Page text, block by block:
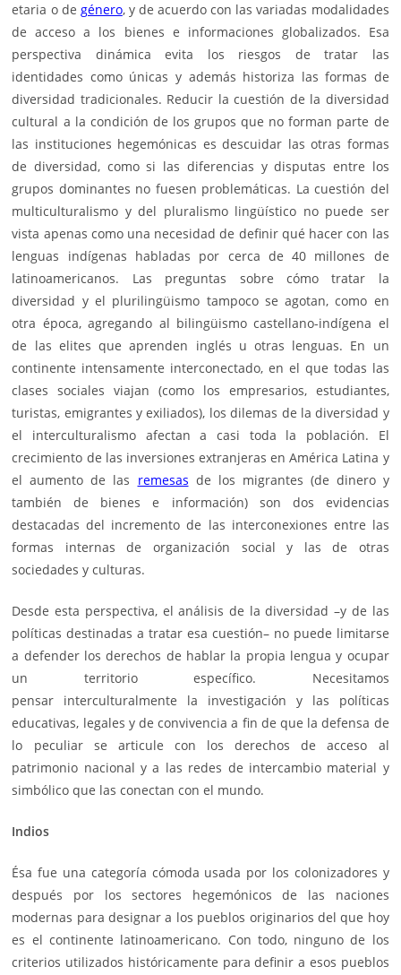
etaria o de género, y de acuerdo con las variadas modalidades
de acceso a los bienes e informaciones globalizados. Esa
perspectiva dinámica evita los riesgos de tratar las
identidades como únicas y además historiza las formas de
diversidad tradicionales. Reducir la cuestión de la diversidad
cultural a la condición de los grupos que no forman parte de
las instituciones hegemónicas es descuidar las otras formas
de diversidad, como si las diferencias y disputas entre los
grupos dominantes no fuesen problemáticas. La cuestión del
multiculturalismo y del pluralismo lingüístico no puede ser
vista apenas como una necesidad de definir qué hacer con las
lenguas indígenas habladas por cerca de 40 millones de
latinoamericanos. Las preguntas sobre cómo tratar la
diversidad y el plurilingüismo tampoco se agotan, como en
otra época, agregando al bilingüismo castellano-indígena el
de las elites que aprenden inglés u otras lenguas. En un
continente intensamente interconectado, en el que todas las
clases sociales viajan (como los empresarios, estudiantes,
turistas, emigrantes y exiliados), los dilemas de la diversidad y
el interculturalismo afectan a casi toda la población. El
crecimiento de las inversiones extranjeras en América Latina y
el aumento de las remesas de los migrantes (de dinero y
también de bienes e información) son dos evidencias
destacadas del incremento de las interconexiones entre las
formas internas de organización social y las de otras
sociedades y culturas.
Desde esta perspectiva, el análisis de la diversidad –y de las
políticas destinadas a tratar esa cuestión– no puede limitarse
a defender los derechos de hablar la propia lengua y ocupar
un territorio específico. Necesitamos
pensar interculturalmente la investigación y las políticas
educativas, legales y de convivencia a fin de que la defensa de
lo peculiar se articule con los derechos de acceso al
patrimonio nacional y a las redes de intercambio material y
simbólico que las conectan con el mundo.
Indios
Ésa fue una categoría cómoda usada por los colonizadores y
después por los sectores hegemónicos de las naciones
modernas para designar a los pueblos originarios del que hoy
es el continente latinoamericano. Con todo, ninguno de los
criterios utilizados históricamente para definir a esos pueblos